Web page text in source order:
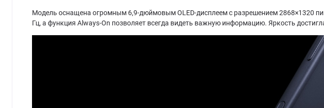
Модель оснащена огромным 6,9-дюймовым OLED-дисплеем с разрешением 2868×1320
Гц, а функция Always-On позволяет всегда видеть важную информацию. Яркость